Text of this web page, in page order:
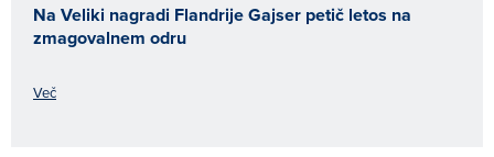
Na Veliki nagradi Flandrije Gajser petič letos na
zmagovalnem odru
Več